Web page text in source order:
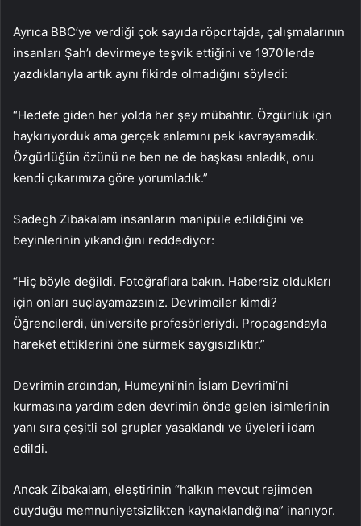
Ayrıca BBC’ye verdiği çok sayıda röportajda, çalışmalarının
insanları Şah’ı devirmeye teşvik ettiğini ve 1970’lerde
yazdıklarıyla artık aynı fikirde olmadığını söyledi:
“Hedefe giden her yolda her şey mübahtır. Özgürlük için
haykırıyorduk ama gerçek anlamını pek kavrayamadık.
Özgürlüğün özünü ne ben ne de başkası anladık, onu
kendi çıkarımıza göre yorumladık.”
Sadegh Zibakalam insanların manipüle edildiğini ve
beyinlerinin yıkandığını reddediyor:
“Hiç böyle değildi. Fotoğraflara bakın. Habersiz oldukları
için onları suçlayamazsınız. Devrimciler kimdi?
Öğrencilerdi, üniversite profesörleriydi. Propagandayla
hareket ettiklerini öne sürmek saygısızlıktır.”
Devrimin ardından, Humeyni’nin İslam Devrimi’ni
kurmasına yardım eden devrimin önde gelen isimlerinin
yanı sıra çeşitli sol gruplar yasaklandı ve üyeleri idam
edildi.
Ancak Zibakalam, eleştirinin “halkın mevcut rejimden
duyduğu memnuniyetsizlikten kaynaklandığına” inanıyor.